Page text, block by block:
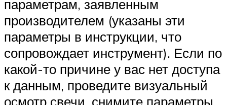
параметрам, заявленным
производителем (указаны эти
параметры в инструкции, что
сопровождает инструмент). Если по
какой-то причине у вас нет доступа
к данным, проведите визуальный
осмотр свечи, снимите параметры,